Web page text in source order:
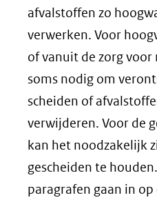
afvalstoffen zo
verwerken. Voor
of vanuit de zorg
soms nodig om
scheiden of
verwijderen. Voor de
kan het noodzakelijk
gescheiden te
paragrafen gaan in